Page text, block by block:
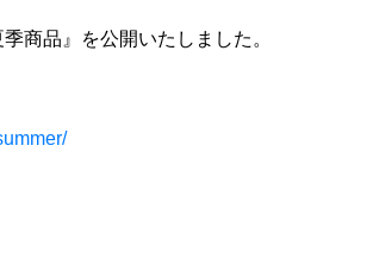
商品』を公開いたしました。